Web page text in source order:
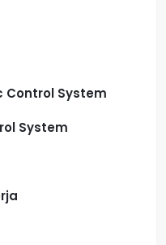
Control System
System